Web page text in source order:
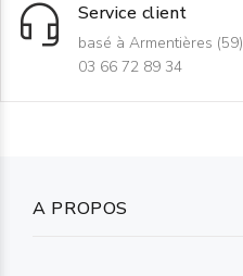
Service client
basé à Armentières (59)
03 66 72 89 34
A PROPOS